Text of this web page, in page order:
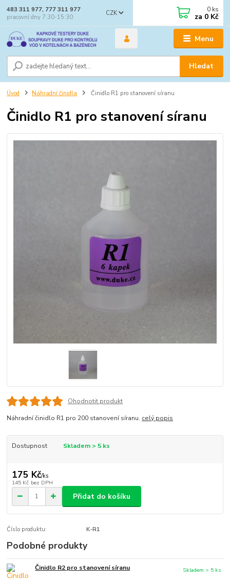
Menu
CZK
Hledat
483 311 977, 777 311 977
pracovní dny 7:30-15:30
0 ks
za 0 Kč
Úvod Náhradní činidla Činidlo R1 pro stanovení síranu
Činidlo R1 pro stanovení síranu
Ohodnotit produkt
Náhradní činidlo R1 pro 200 stanovení síranu. celý popis
Dostupnost Skladem > 5 ks
175 Kč/ks
145 Kč bez DPH
Přidat do košíku
Číslo produktu: K-R1
Podobné produkty
Činidlo R2 pro stanovení síranu Skladem > 5 ks